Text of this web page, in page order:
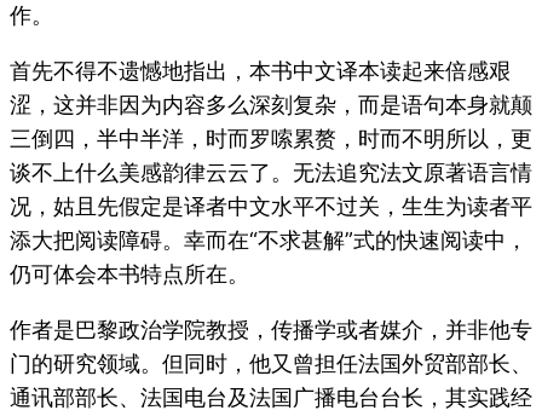
作。
首先不得不遗憾地指出，本书中文译本读起来倍感艰
涩，这并非因为内容多么深刻复杂，而是语句本身就颠
三倒四，半中半洋，时而罗嗦累赘，时而不明所以，更
谈不上什么美感韵律云云了。无法追究法文原著语言情
况，姑且先假定是译者中文水平不过关，生生为读者平
添大把阅读障碍。幸而在“不求甚解”式的快速阅读中，
仍可体会本书特点所在。
作者是巴黎政治学院教授，传播学或者媒介，并非他专
门的研究领域。但同时，他又曾担任法国外贸部部长、
通讯部部长、法国电台及法国广播电台台长，其实践经